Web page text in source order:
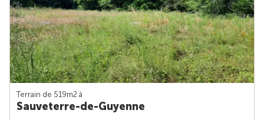
Terrain de 519m2 à
Sauveterre-de-Guyenne